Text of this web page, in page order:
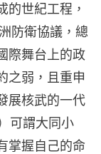
的世紀工程，
防衛協議，總
際舞台上的政
之弱，且重申
展核武的一代
可謂大同小
掌握自己的命